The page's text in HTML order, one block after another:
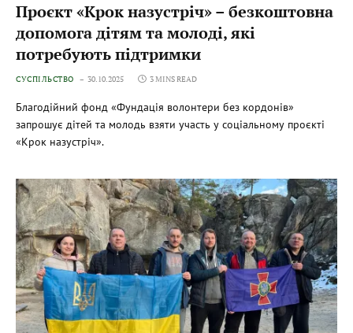
Проєкт «Крок назустріч» – безкоштовна
допомога дітям та молоді, які
потребують підтримки
СУСПІЛЬСТВО 30.10.2025 3 MINS READ
Благодійний фонд «Фундація волонтери без кордонів»
запрошує дітей та молодь взяти участь у соціальному проєкті
«Крок назустріч».